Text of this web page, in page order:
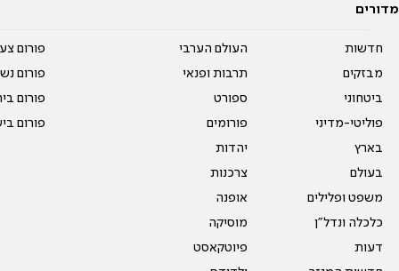
מדורים
חדשות
מבזקים
ביטחוני
פוליטי-מדיני
בארץ
בעולם
משפט ופלילים
כלכלה ונדל"ן
דעות
העולם הערבי
תרבות ופנאי
ספורט
פורומים
יהדות
צרכנות
אופנה
מוסיקה
פיוטקאסט
פורום
פורום
פורום
פורום